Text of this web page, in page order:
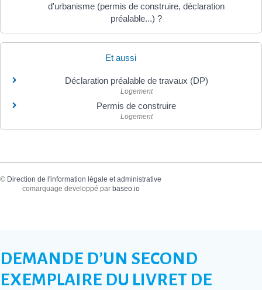
d'urbanisme (permis de construire, déclaration
préalable...) ?
Et aussi
Déclaration préalable de travaux (DP)
Logement
Permis de construire
Logement
© Direction de l'information légale et administrative
comarquage developpé par baseo.io
DEMANDE D’UN SECOND
EXEMPLAIRE DU LIVRET DE